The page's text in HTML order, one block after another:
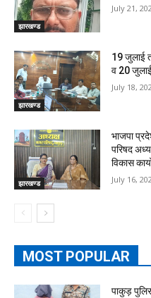
झारखण्ड
July 21,
झारखण्ड
19 जुलाई
व 20
July 18,
झारखण्ड
भाजपा
परिषद
विकास
July 16,
MOST POPULAR
पाकुड़